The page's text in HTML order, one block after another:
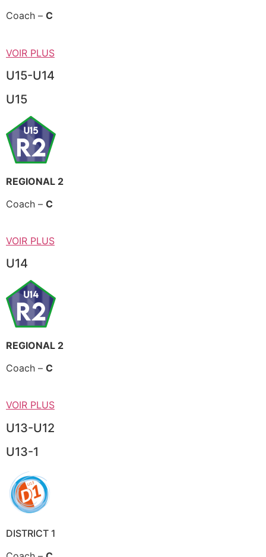
Coach – C
VOIR PLUS
U15-U14
U15
REGIONAL 2
Coach – C
VOIR PLUS
U14
REGIONAL 2
Coach – C
VOIR PLUS
U13-U12
U13-1
DISTRICT 1